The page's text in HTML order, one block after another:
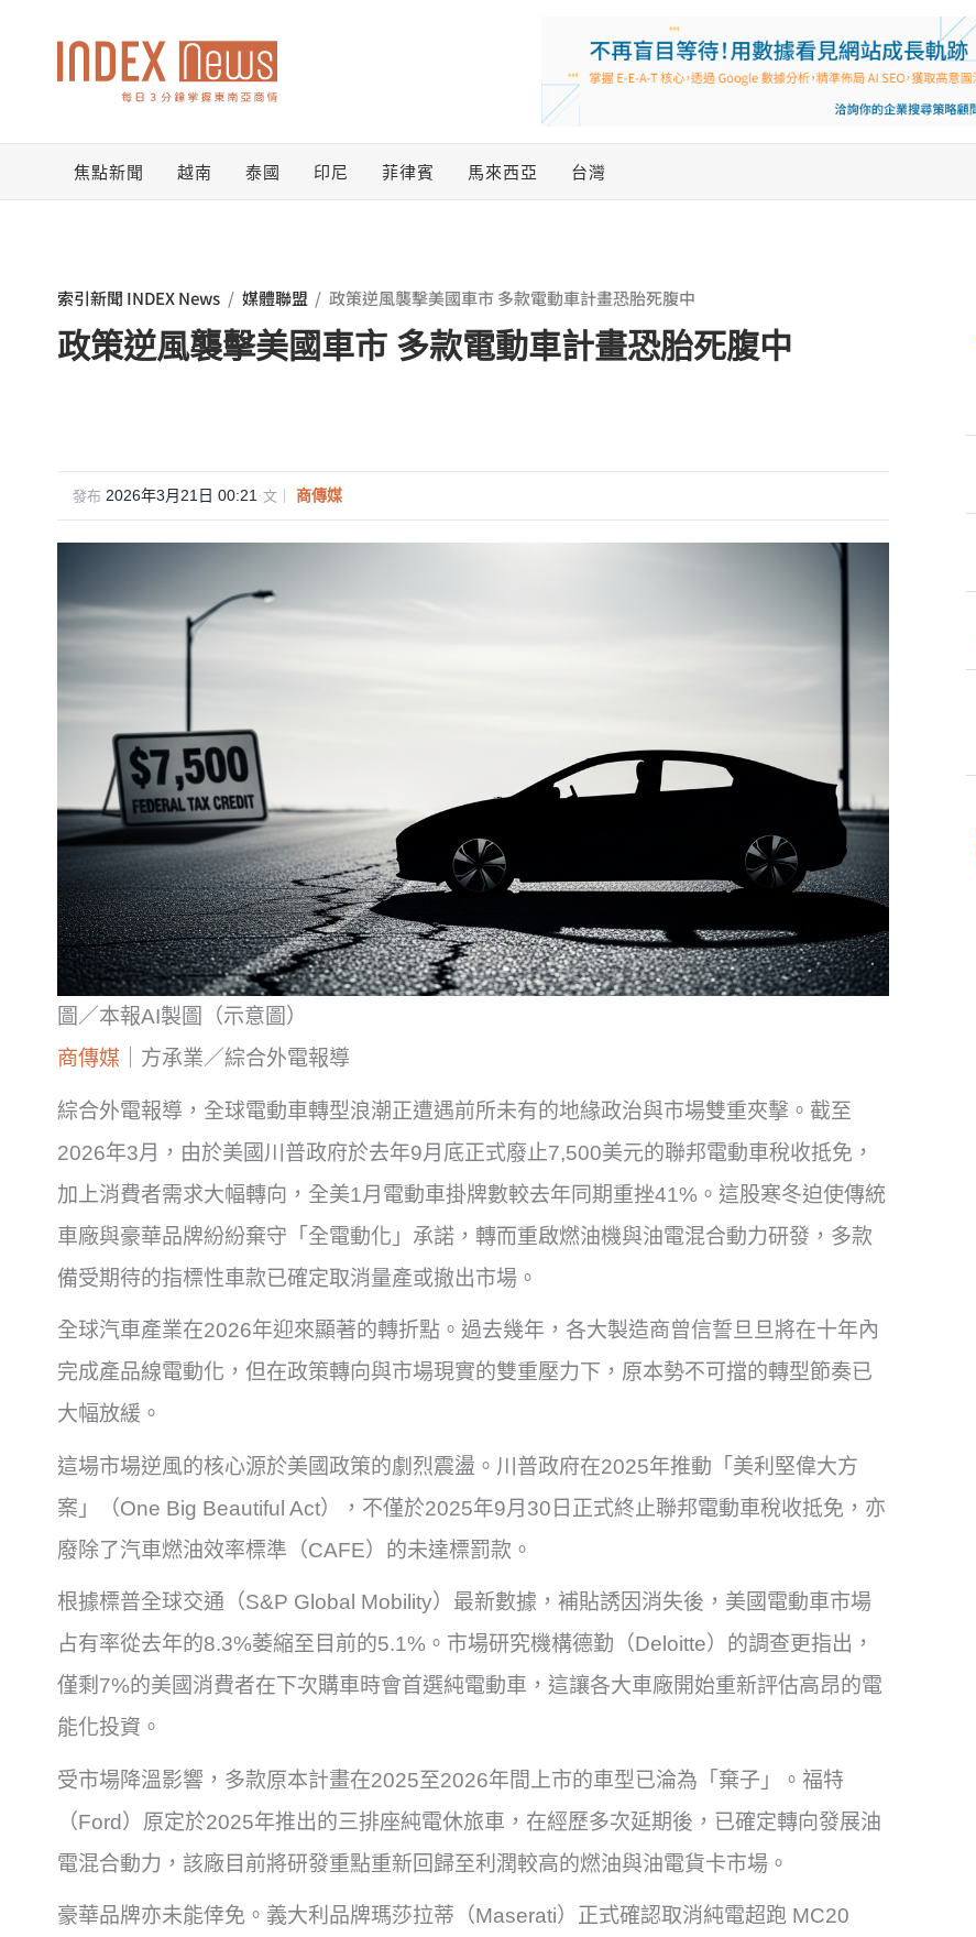
焦點新聞 越南 泰國 印尼 菲律賓 馬來西亞 台灣
索引新聞 INDEX News / 媒體聯盟 / 政策逆風襲擊美國車市 多款電動車計畫恐胎死腹中
政策逆風襲擊美國車市 多款電動車計畫恐胎死腹中
發布 2026年3月21日 00:21 ·文｜ 商傳媒
圖／本報AI製圖（示意圖）
商傳媒 ｜方承業／綜合外電報導
綜合外電報導，全球電動車轉型浪潮正遭遇前所未有的地緣政治與市場雙重夾擊。截至
2026年3月，由於美國川普政府於去年9月底正式廢止7,500美元的聯邦電動車稅收抵免，
加上消費者需求大幅轉向，全美1月電動車掛牌數較去年同期重挫41%。這股寒冬迫使傳統
車廠與豪華品牌紛紛棄守「全電動化」承諾，轉而重啟燃油機與油電混合動力研發，多款
備受期待的指標性車款已確定取消量產或撤出市場。
全球汽車產業在2026年迎來顯著的轉折點。過去幾年，各大製造商曾信誓旦旦將在十年內
完成產品線電動化，但在政策轉向與市場現實的雙重壓力下，原本勢不可擋的轉型節奏已
大幅放緩。
這場市場逆風的核心源於美國政策的劇烈震盪。川普政府在2025年推動「美利堅偉大方
案」（One Big Beautiful Act），不僅於2025年9月30日正式終止聯邦電動車稅收抵免，亦
廢除了汽車燃油效率標準（CAFE）的未達標罰款。
根據標普全球交通（S&P Global Mobility）最新數據，補貼誘因消失後，美國電動車市場
占有率從去年的8.3%萎縮至目前的5.1%。市場研究機構德勤（Deloitte）的調查更指出，
僅剩7%的美國消費者在下次購車時會首選純電動車，這讓各大車廠開始重新評估高昂的電
能化投資。
受市場降溫影響，多款原本計畫在2025至2026年間上市的車型已淪為「棄子」。福特
（Ford）原定於2025年推出的三排座純電休旅車，在經歷多次延期後，已確定轉向發展油
電混合動力，該廠目前將研發重點重新回歸至利潤較高的燃油與油電貨卡市場。
豪華品牌亦未能倖免。義大利品牌瑪莎拉蒂（Maserati）正式確認取消純電超跑 MC20